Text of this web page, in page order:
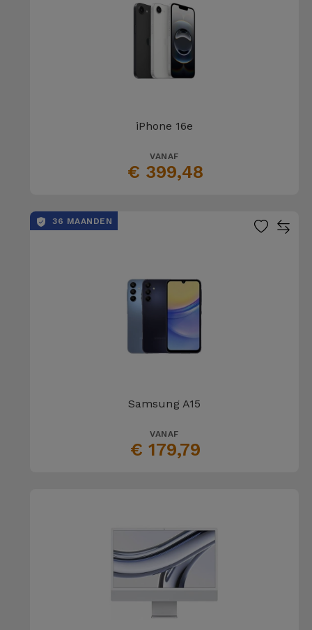
iPhone 16e
VANAF
€ 399,48
36 MAANDEN
Samsung A15
VANAF
€ 179,79